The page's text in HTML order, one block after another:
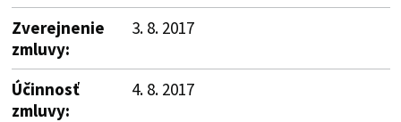
Zverejnenie
zmluvy:
3. 8. 2017
Účinnosť
zmluvy:
4. 8. 2017